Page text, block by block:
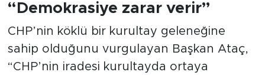
“Demokrasiye zarar verir”
CHP’nin köklü bir kurultay geleneğine
sahip olduğunu vurgulayan Başkan Ataç,
“CHP’nin iradesi kurultayda ortaya